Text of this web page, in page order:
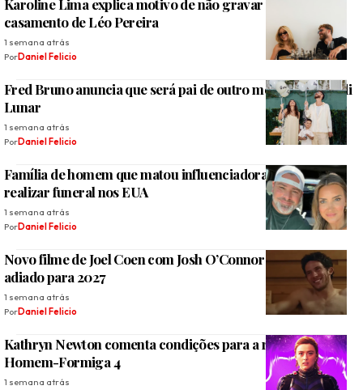
Karoline Lima explica motivo de não gravar pedido de
casamento de Léo Pereira
1 semana atrás
PorDaniel Felicio
Fred Bruno anuncia que será pai de outro menino com Indi
Lunar
1 semana atrás
PorDaniel Felicio
Família de homem que matou influenciadora decide não
realizar funeral nos EUA
1 semana atrás
PorDaniel Felicio
Novo filme de Joel Coen com Josh O’Connor pode ser
adiado para 2027
1 semana atrás
PorDaniel Felicio
Kathryn Newton comenta condições para a realização de
Homem-Formiga 4
1 semana atrás